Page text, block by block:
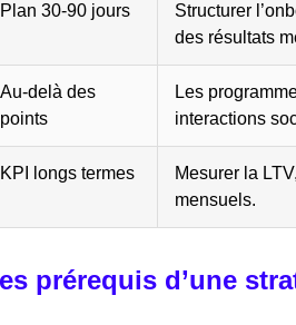
Plan 30-90 jours
Structurer
des résultats
Au-delà des
points
Les
interactions
KPI longs termes
Mesurer la
mensuels.
prérequis d’une